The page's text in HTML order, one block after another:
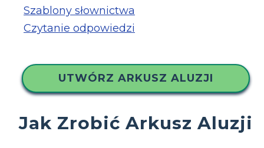
Szablony słownictwa
Czytanie odpowiedzi
UTWÓRZ ARKUSZ ALUZJI
Jak Zrobić Arkusz Aluzji